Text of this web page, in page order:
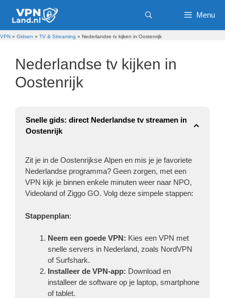
naar
inhoud
Menu
VPN » Gidsen » TV & Streaming » Nederlandse tv kijken in Oostenrijk
Nederlandse tv kijken in
Oostenrijk
Snelle gids: direct Nederlandse tv streamen in
Oostenrijk
Zit je in de Oostenrijkse Alpen en mis je je favoriete
Nederlandse programma? Geen zorgen, met een
VPN kijk je binnen enkele minuten weer naar NPO,
Videoland of Ziggo GO. Volg deze simpele stappen:
Stappenplan:
Neem een goede VPN: Kies een VPN met
snelle servers in Nederland, zoals NordVPN
of Surfshark.
Installeer de VPN-app: Download en
installeer de software op je laptop, smartphone
of tablet.